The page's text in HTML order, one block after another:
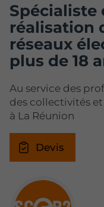
Spécialiste
réalisation
réseaux
plus de 18
Au service des
des collectivités
à La Réunion
Devis